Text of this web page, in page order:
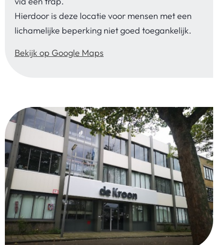
Hierdoor is deze locatie voor mensen met een
lichamelijke beperking niet goed toegankelijk.
Bekijk op Google Maps